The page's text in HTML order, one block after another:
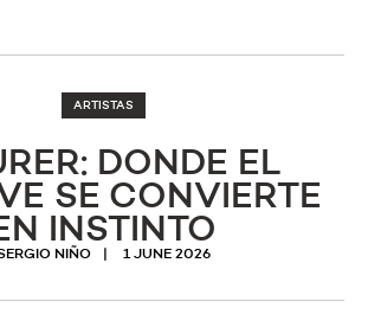
ARTISTAS
DONDE EL
SE CONVIERTE
INSTINTO
NIÑO 1 JUNE 2026